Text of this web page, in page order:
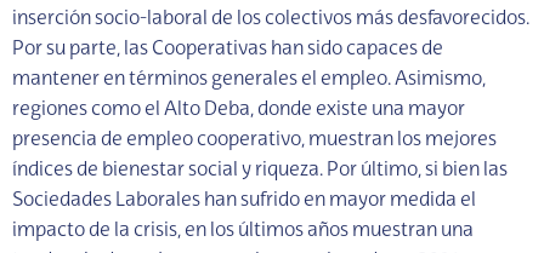
inserción socio-laboral de los colectivos más desfavorecidos.
Por su parte, las Cooperativas han sido capaces de
mantener en términos generales el empleo. Asimismo,
regiones como el Alto Deba, donde existe una mayor
presencia de empleo cooperativo, muestran los mejores
índices de bienestar social y riqueza. Por último, si bien las
Sociedades Laborales han sufrido en mayor medida el
impacto de la crisis, en los últimos años muestran una